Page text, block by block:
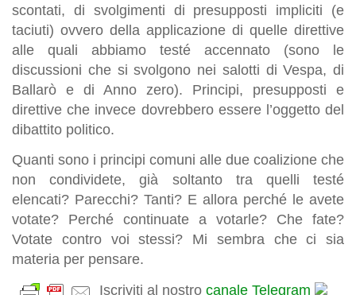
scontati, di svolgimenti di presupposti impliciti (e
taciuti) ovvero della applicazione di quelle direttive
alle quali abbiamo testé accennato (sono le
discussioni che si svolgono nei salotti di Vespa, di
Ballarò e di Anno zero). Principi, presupposti e
direttive che invece dovrebbero essere l’oggetto del
dibattito politico.
Quanti sono i principi comuni alle due coalizione che
non condividete, già soltanto tra quelli testé
elencati? Parecchi? Tanti? E allora perché le avete
votate? Perché continuate a votarle? Che fate?
Votate contro voi stessi? Mi sembra che ci sia
materia per pensare.
Iscriviti al nostro canale Telegram